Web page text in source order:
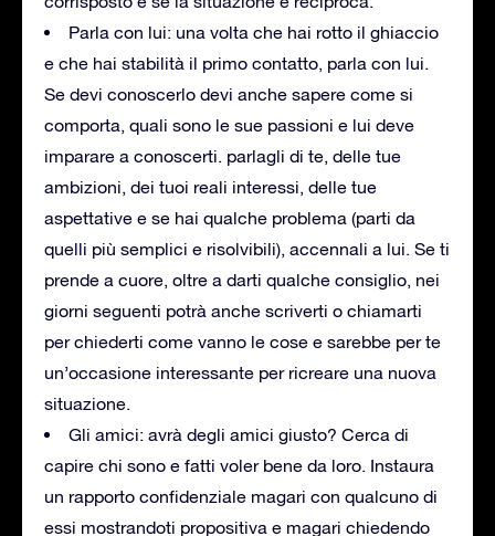
Parla con lui: una volta che hai rotto il ghiaccio
e che hai stabilità il primo contatto, parla con lui.
Se devi conoscerlo devi anche sapere come si
comporta, quali sono le sue passioni e lui deve
imparare a conoscerti. parlagli di te, delle tue
ambizioni, dei tuoi reali interessi, delle tue
aspettative e se hai qualche problema (parti da
quelli più semplici e risolvibili), accennali a lui. Se ti
prende a cuore, oltre a darti qualche consiglio, nei
giorni seguenti potrà anche scriverti o chiamarti
per chiederti come vanno le cose e sarebbe per te
un’occasione interessante per ricreare una nuova
situazione.
Gli amici: avrà degli amici giusto? Cerca di
capire chi sono e fatti voler bene da loro. Instaura
un rapporto confidenziale magari con qualcuno di
essi mostrandoti propositiva e magari chiedendo